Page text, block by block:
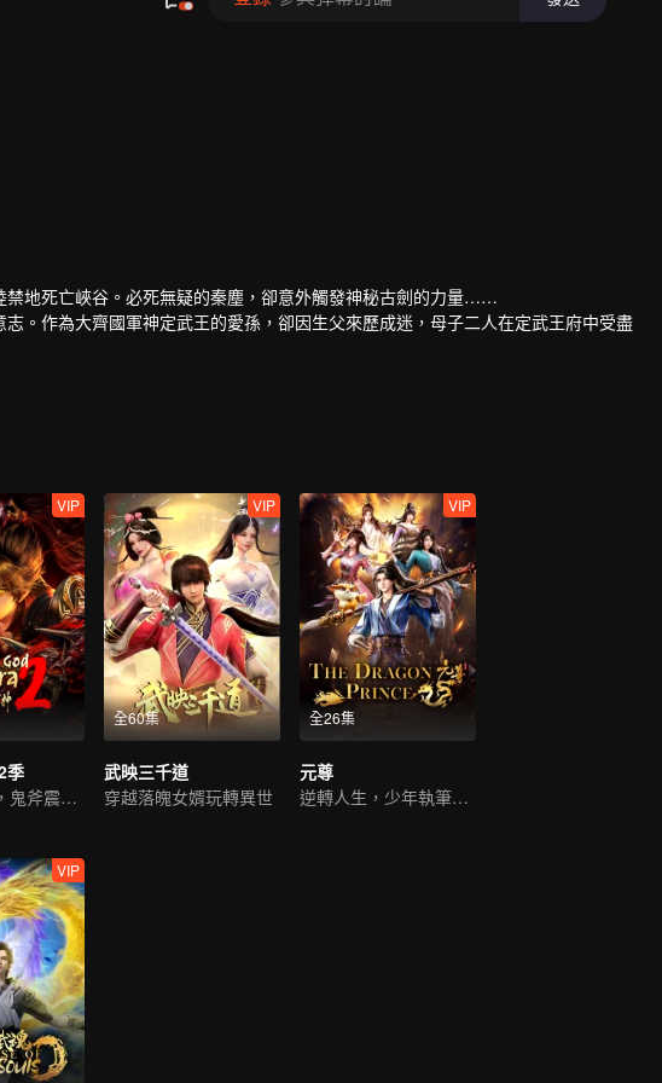
地死亡峽谷。必死無疑的秦塵，卻意外觸發神秘古劍的力量……
。作為大齊國軍神定武王的愛孫，卻因生父來歷成迷，母子二人在定武王府中受盡
然扛起維護天下五國的大任，再度踏上武道之路。
VIP
季
神雷滅萬敵，鬼斧震九州！
全60集
VIP
武映三千道
穿越落魄女婿玩轉異世
全26集
VIP
元尊
逆轉人生，少年執筆破蒼穹
VIP